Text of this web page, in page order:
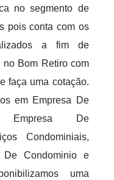
no segmento de
pois conta com os
a fim de
no Bom Retiro com
faça uma cotação.
em Empresa De
Empresa De
Condominiais,
De Condominio e
uma